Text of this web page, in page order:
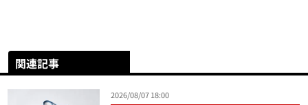
関連記事
2026/08/07 18:00